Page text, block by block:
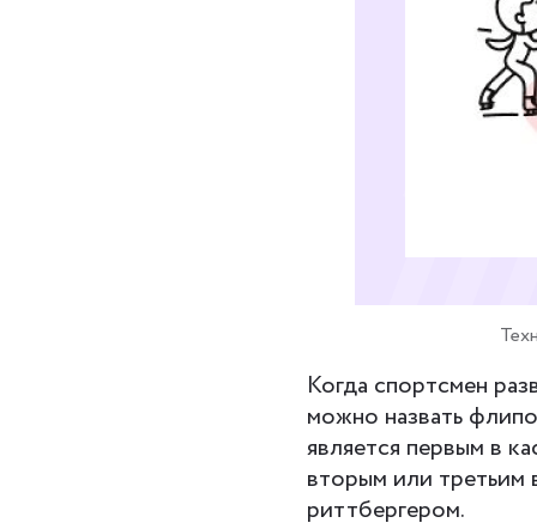
Когда спортсмен
можно назвать
является первым в
вторым или третьим
риттбергером.